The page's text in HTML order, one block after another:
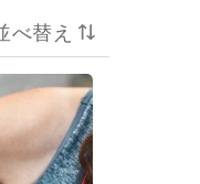
べ替え